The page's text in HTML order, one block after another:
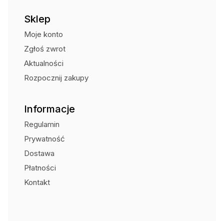
Sklep
Moje konto
Zgłoś zwrot
Aktualności
Rozpocznij zakupy
Informacje
Regulamin
Prywatność
Dostawa
Płatności
Kontakt